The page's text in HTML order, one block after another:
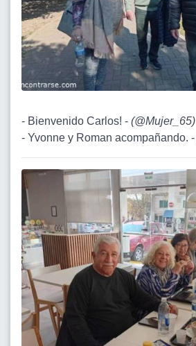
- Bienvenido Carlos! - (@Mujer_65)
- Yvonne y Roman acompañando. -